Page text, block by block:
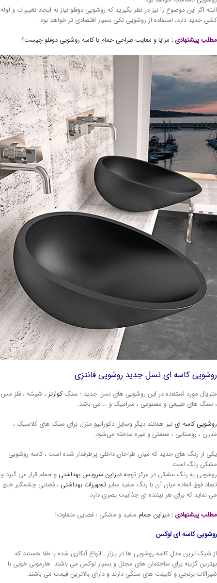
اگر این موضوع را نیز در نظر بگیرید که روشویی دوقلو نیاز به ایجاد تغییرات و لوله
جدید دارد، استفاده از روشویی تکی بسیار اقتصادی تر خواهد بود.
پیشنهادی : مزایا و معایب طراحی حمام با کاسه روشویی دوقلو چیست؟
کاسه ای نسل جدید روشویی فانتزی
مورد استفاده در این روشویی های نسل جدید ؛ سنگکوارتز، شیشه ، فلز مس
های طبیعی و مصنوعی ، سرامیک و … می باشد.
کاسه اینیز همانند دیگر وسایل دکوراتیو منزل برای سبک های کلاسیک ،
، روستایی ، صنعتی و غیره ساخته می‌شود.
از رنگ های جدید که میان طراحان داخلی پرطرفدار شده است ، کاسه روشویی
رنگ است.
به رنگ مشکی در مرکز توجهدیزاین سرویس بهداشتیو حمام قرار می گیرد و
فوق العاده میان آن با رنگ سفید سایرتجهیزات بهداشتی، فضایی چشمگیر خلق
نماید که برای هر بیننده ای جذابیت بصری دارد.
پیشنهادی : دیزاین حمامسفید و مشکی ؛ فضایی متفاوت!
کاسه ای لوکس
شیک ترین مدل کاسه روشویی ها در بازار ، انواع آبکاری شده با طلا هستند که
گزینه برای ساختمان های مجلل و بسیار لوکس می باشند. هارمونی خوبی با
برنجی و کابینت های سنگی دارند و دارای بالاترین قیمت می باشند.